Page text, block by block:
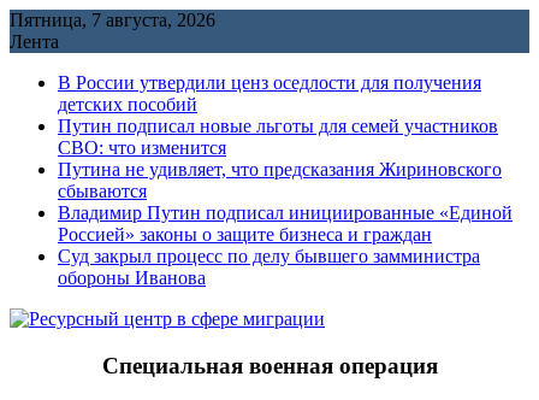
Перейти
к
Пятница, 7 августа, 2026
Лента
В России утвердили ценз оседлости для получения
детских пособий
Путин подписал новые льготы для семей участников
СВО: что изменится
Путина не удивляет, что предсказания Жириновского
сбываются
Владимир Путин подписал инициированные «Единой
Россией» законы о защите бизнеса и граждан
Cуд закрыл процесс по делу бывшего замминистра
обороны Иванова
Специальная военная операция